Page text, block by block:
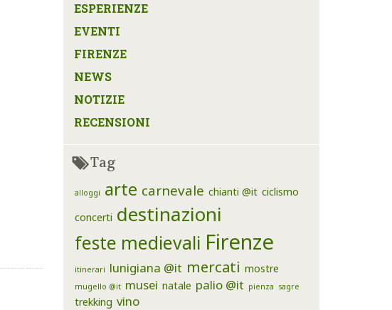
ESPERIENZE
EVENTI
FIRENZE
NEWS
NOTIZIE
RECENSIONI
Tag
alloggi arte carnevale chianti @it ciclismo
concerti destinazioni
feste medievali Firenze
itinerari lunigiana @it mercati mostre
mugello @it musei natale palio @it pienza sagre
trekking vino